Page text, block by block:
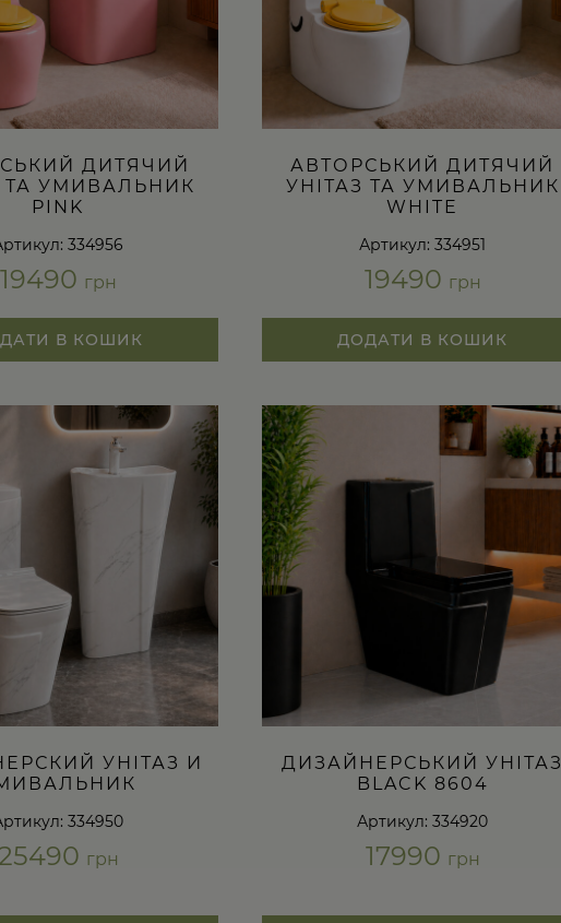
ДИТЯЧИЙ
ТА УМИВАЛЬНИК
PINK
334956
19490 грн
В КОШИК
АВТОРСЬКИЙ ДИТЯЧИЙ
УНІТАЗ ТА УМИВАЛЬНИК
WHITE
Артикул: 334951
19490 грн
ДОДАТИ В КОШИК
УНІТАЗ И
334950
грн
ДИЗАЙНЕРСЬКИЙ УНІТАЗ
BLACK 8604
Артикул: 334920
17990 грн